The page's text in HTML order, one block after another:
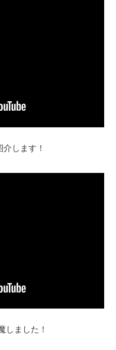
します！
しました！